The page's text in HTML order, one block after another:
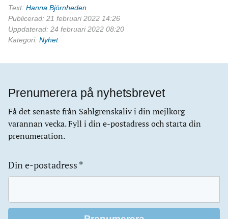
Text: Hanna Björnheden
Publicerad: 21 februari 2022 14:26
Uppdaterad: 24 februari 2022 08:20
Kategori: Nyhet
Prenumerera på nyhetsbrevet
Få det senaste från Sahlgrenskaliv i din mejlkorg
varannan vecka. Fyll i din e-postadress och starta din
prenumeration.
Din e-postadress *